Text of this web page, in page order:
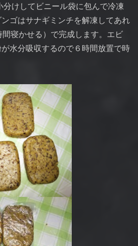
けしてビニール袋に包んで冷凍
ゴはサナギミンチを解凍してあれ
寝かせる）で完成します。エビ
水分吸収するので６時間放置で時